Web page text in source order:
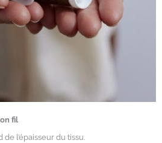
fil
l’épaisseur du tissu.